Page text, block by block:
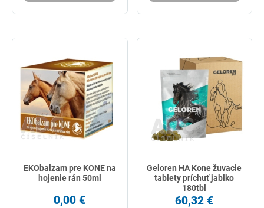
EKObalzam pre KONE na
hojenie rán 50ml
0,00 €
Geloren HA Kone žuvacie
tablety príchuť jablko
180tbl
60,32 €